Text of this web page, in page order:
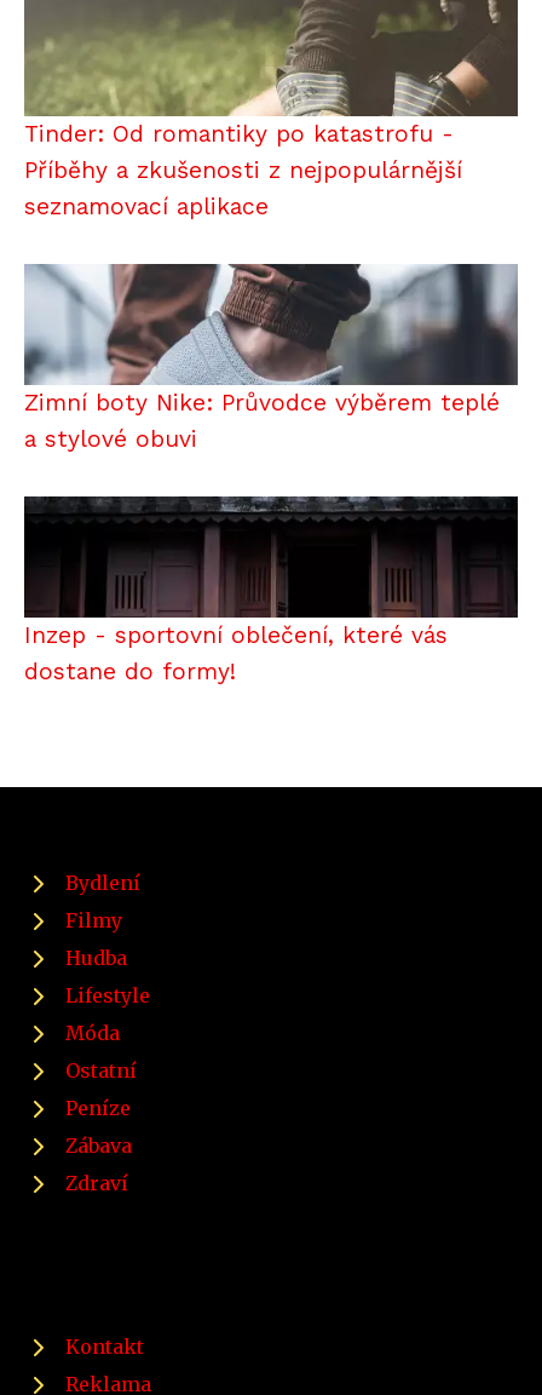
Tinder: Od romantiky po katastrofu -
Příběhy a zkušenosti z nejpopulárnější
seznamovací aplikace
Zimní boty Nike: Průvodce výběrem teplé
a stylové obuvi
Inzep - sportovní oblečení, které vás
dostane do formy!
Bydlení
Filmy
Hudba
Lifestyle
Móda
Ostatní
Peníze
Zábava
Zdraví
Kontakt
Reklama